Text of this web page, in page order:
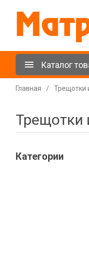
Каталог
Главная / Трещотки
Трещотки
Категории